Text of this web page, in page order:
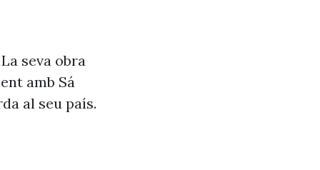
seva obra
amb Sá
al seu país.